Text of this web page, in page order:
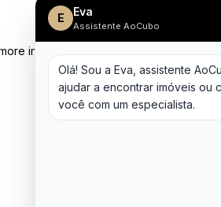
information)
E Eva
Assistente AoCubo
Olá! Sou a Eva, assistente
ajudar a encontrar imóveis ou
você com um especialista.